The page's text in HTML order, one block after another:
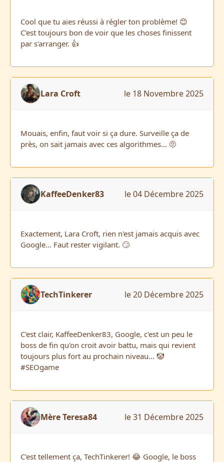
Cool que tu aies réussi à régler ton problème! 😊
C'est toujours bon de voir que les choses finissent
par s'arranger. 👍
Lara Croft le 18 Novembre 2025
Mouais, enfin, faut voir si ça dure. Surveille ça de
près, on sait jamais avec ces algorithmes... 🤨
KaffeeDenker83 le 04 Décembre 2025
Exactement, Lara Croft, rien n'est jamais acquis avec
Google... Faut rester vigilant. 🙄
TechTinkerer le 20 Décembre 2025
C'est clair, KaffeeDenker83, Google, c'est un peu le
boss de fin qu'on croit avoir battu, mais qui revient
toujours plus fort au prochain niveau... 🤡
#SEOgame
Mère Teresa84 le 31 Décembre 2025
C'est tellement ça, TechTinkerer! 😂 Google, le boss